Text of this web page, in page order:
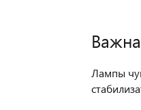
Лампы